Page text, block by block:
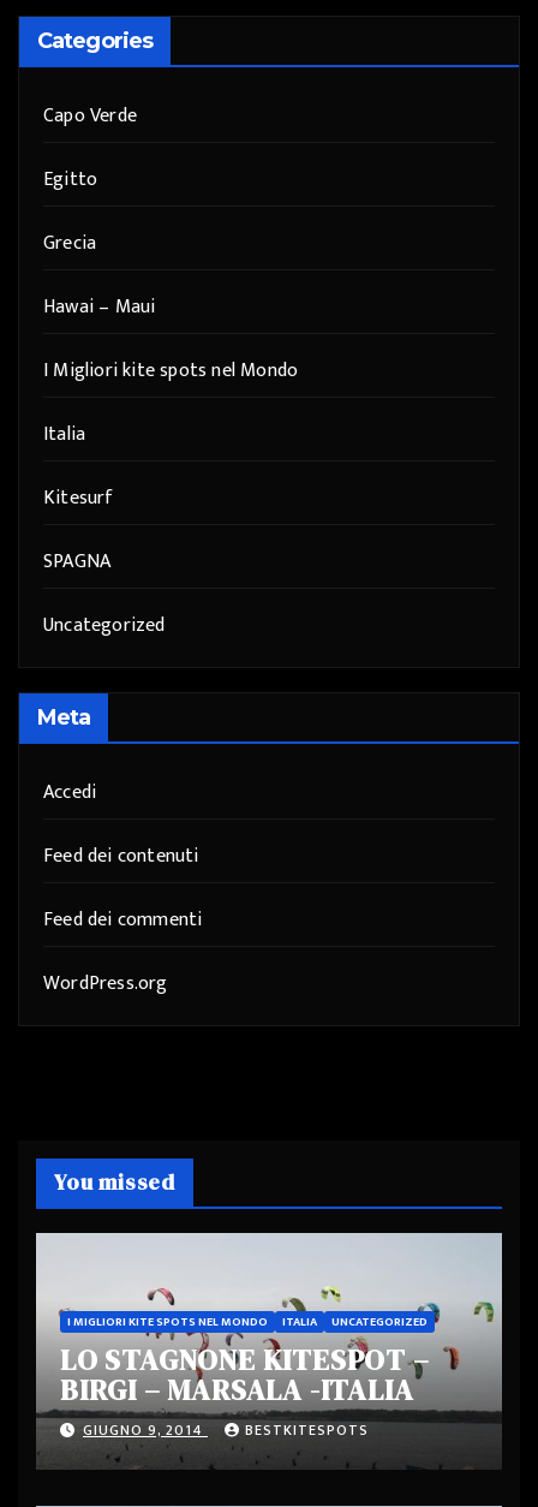
Categories
Capo Verde
Egitto
Grecia
Hawai – Maui
I Migliori kite spots nel Mondo
Italia
Kitesurf
SPAGNA
Uncategorized
Meta
Accedi
Feed dei contenuti
Feed dei commenti
WordPress.org
You missed
I MIGLIORI KITE SPOTS NEL MONDO ITALIA UNCATEGORIZED
LO STAGNONE KITESPOT –
BIRGI – MARSALA -ITALIA
GIUGNO 9, 2014 BESTKITESPOTS